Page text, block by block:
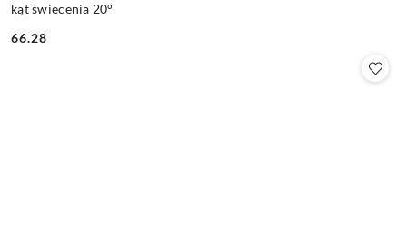
kąt świecenia 20°
Cena:
66.28